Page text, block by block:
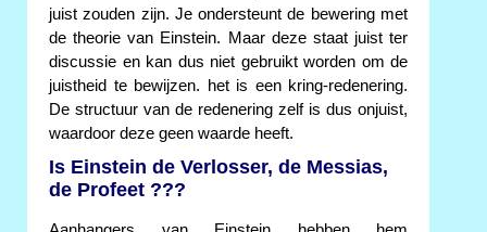
juist zouden zijn. Je ondersteunt de bewering met
de theorie van Einstein. Maar deze staat juist ter
discussie en kan dus niet gebruikt worden om de
juistheid te bewijzen. het is een kring-redenering.
De structuur van de redenering zelf is dus onjuist,
waardoor deze geen waarde heeft.
Is Einstein de Verlosser, de Messias,
de Profeet ???